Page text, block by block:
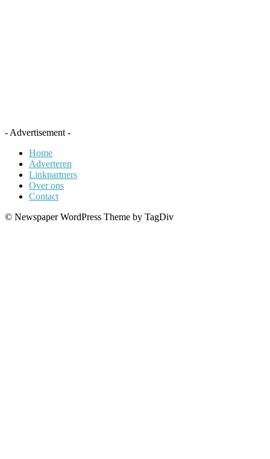
- Advertisement -
Home
Adverteren
Linkpartners
Over ons
Contact
© Newspaper WordPress Theme by TagDiv